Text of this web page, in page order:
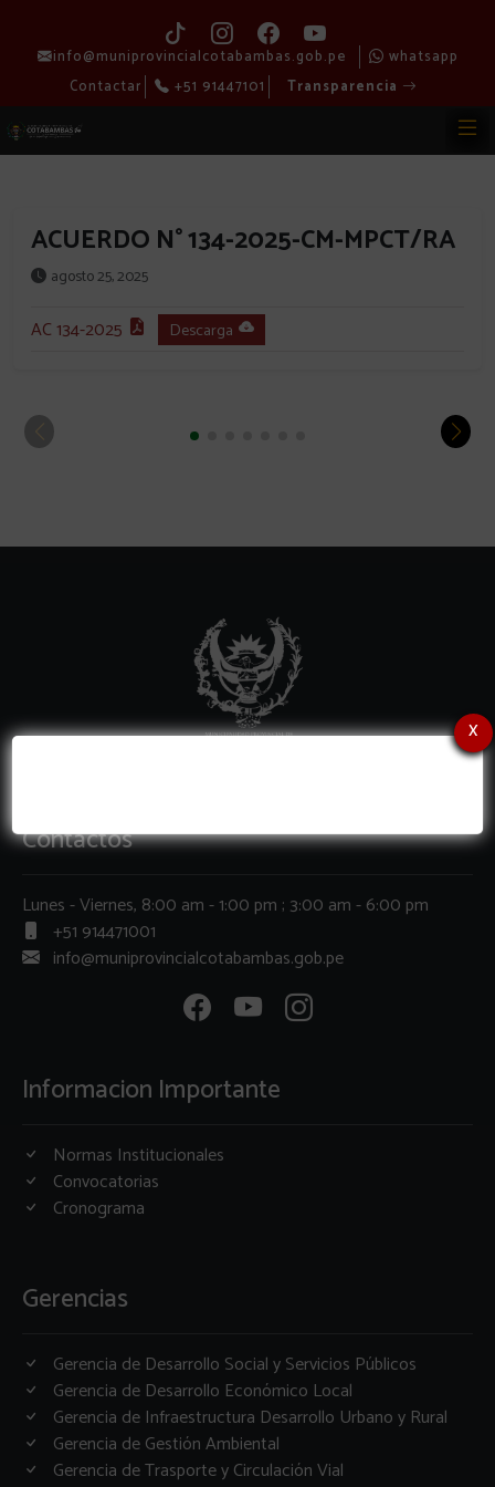
info@muniprovincialcotabambas.gob.pe
whatsapp
Contactar
+51 91447101 Transparencia
ACUERDO N° 134-2025-CM-MPCT/RA
agosto 25, 2025
AC 134-2025 Descarga
x
Contactos
Lunes - Viernes, 8:00 am - 1:00 pm ; 3:00 am - 6:00 pm
+51 914471001
info@muniprovincialcotabambas.gob.pe
Informacion Importante
Normas Institucionales
Convocatorias
Cronograma
Gerencias
Gerencia de Desarrollo Social y Servicios Públicos
Gerencia de Desarrollo Económico Local
Gerencia de Infraestructura Desarrollo Urbano y Rural
Gerencia de Gestión Ambiental
Gerencia de Trasporte y Circulación Vial